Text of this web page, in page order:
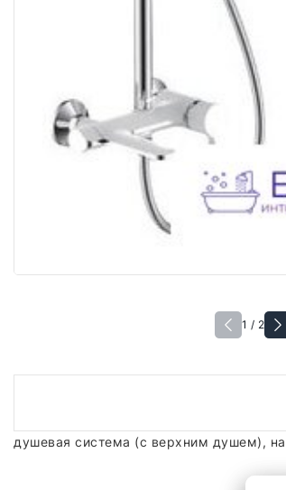
1 / 2
душевая система (с верхним душем),